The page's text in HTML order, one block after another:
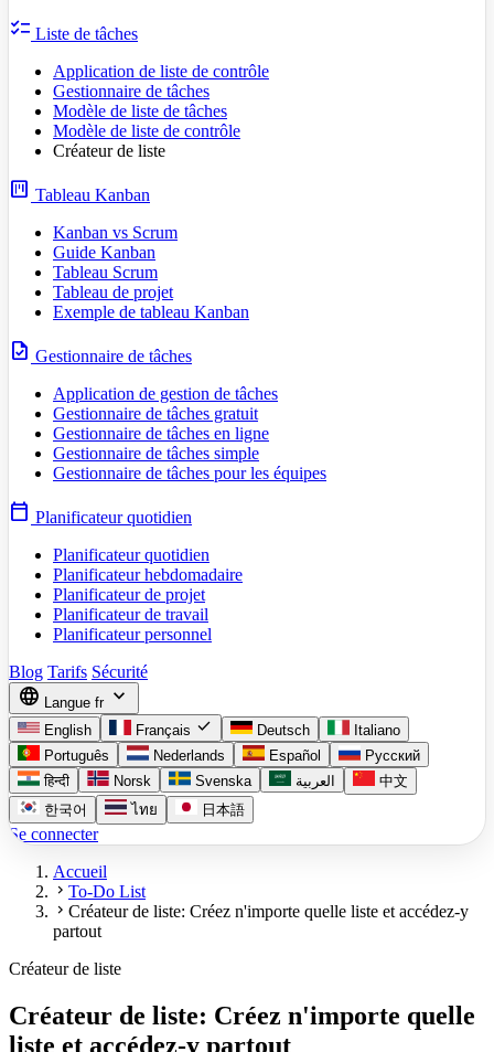
checklist Liste de tâches
Application de liste de contrôle
Gestionnaire de tâches
Modèle de liste de tâches
Modèle de liste de contrôle
Créateur de liste
view_kanban Tableau Kanban
Kanban vs Scrum
Guide Kanban
Tableau Scrum
Tableau de projet
Exemple de tableau Kanban
task Gestionnaire de tâches
Application de gestion de tâches
Gestionnaire de tâches gratuit
Gestionnaire de tâches en ligne
Gestionnaire de tâches simple
Gestionnaire de tâches pour les équipes
calendar_today Planificateur quotidien
Planificateur quotidien
Planificateur hebdomadaire
Planificateur de projet
Planificateur de travail
Planificateur personnel
Blog Tarifs Sécurité
language Langue fr expand_more
English Français check Deutsch
Italiano
Português
Nederlands Español
Русский
हिन्दी
Norsk Svenska العربية
中文
한국어
ไทย 日本語
Se connecter
Accueil
chevron_right To-Do List
chevron_right Créateur de liste: Créez n'importe quelle liste et accédez-y
partout
Créateur de liste
Créateur de liste: Créez n'importe quelle
liste et accédez-y partout